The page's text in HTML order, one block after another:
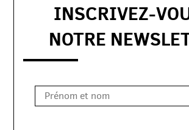
INSCRIVEZ-
NOTRE